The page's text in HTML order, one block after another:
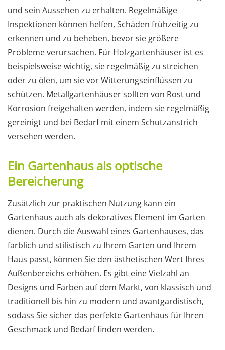
und sein Aussehen zu erhalten. Regelmäßige
Inspektionen können helfen, Schäden frühzeitig zu
erkennen und zu beheben, bevor sie größere
Probleme verursachen. Für Holzgartenhäuser ist es
beispielsweise wichtig, sie regelmäßig zu streichen
oder zu ölen, um sie vor Witterungseinflüssen zu
schützen. Metallgartenhäuser sollten von Rost und
Korrosion freigehalten werden, indem sie regelmäßig
gereinigt und bei Bedarf mit einem Schutzanstrich
versehen werden.
Ein Gartenhaus als optische
Bereicherung
Zusätzlich zur praktischen Nutzung kann ein
Gartenhaus auch als dekoratives Element im Garten
dienen. Durch die Auswahl eines Gartenhauses, das
farblich und stilistisch zu Ihrem Garten und Ihrem
Haus passt, können Sie den ästhetischen Wert Ihres
Außenbereichs erhöhen. Es gibt eine Vielzahl an
Designs und Farben auf dem Markt, von klassisch und
traditionell bis hin zu modern und avantgardistisch,
sodass Sie sicher das perfekte Gartenhaus für Ihren
Geschmack und Bedarf finden werden.